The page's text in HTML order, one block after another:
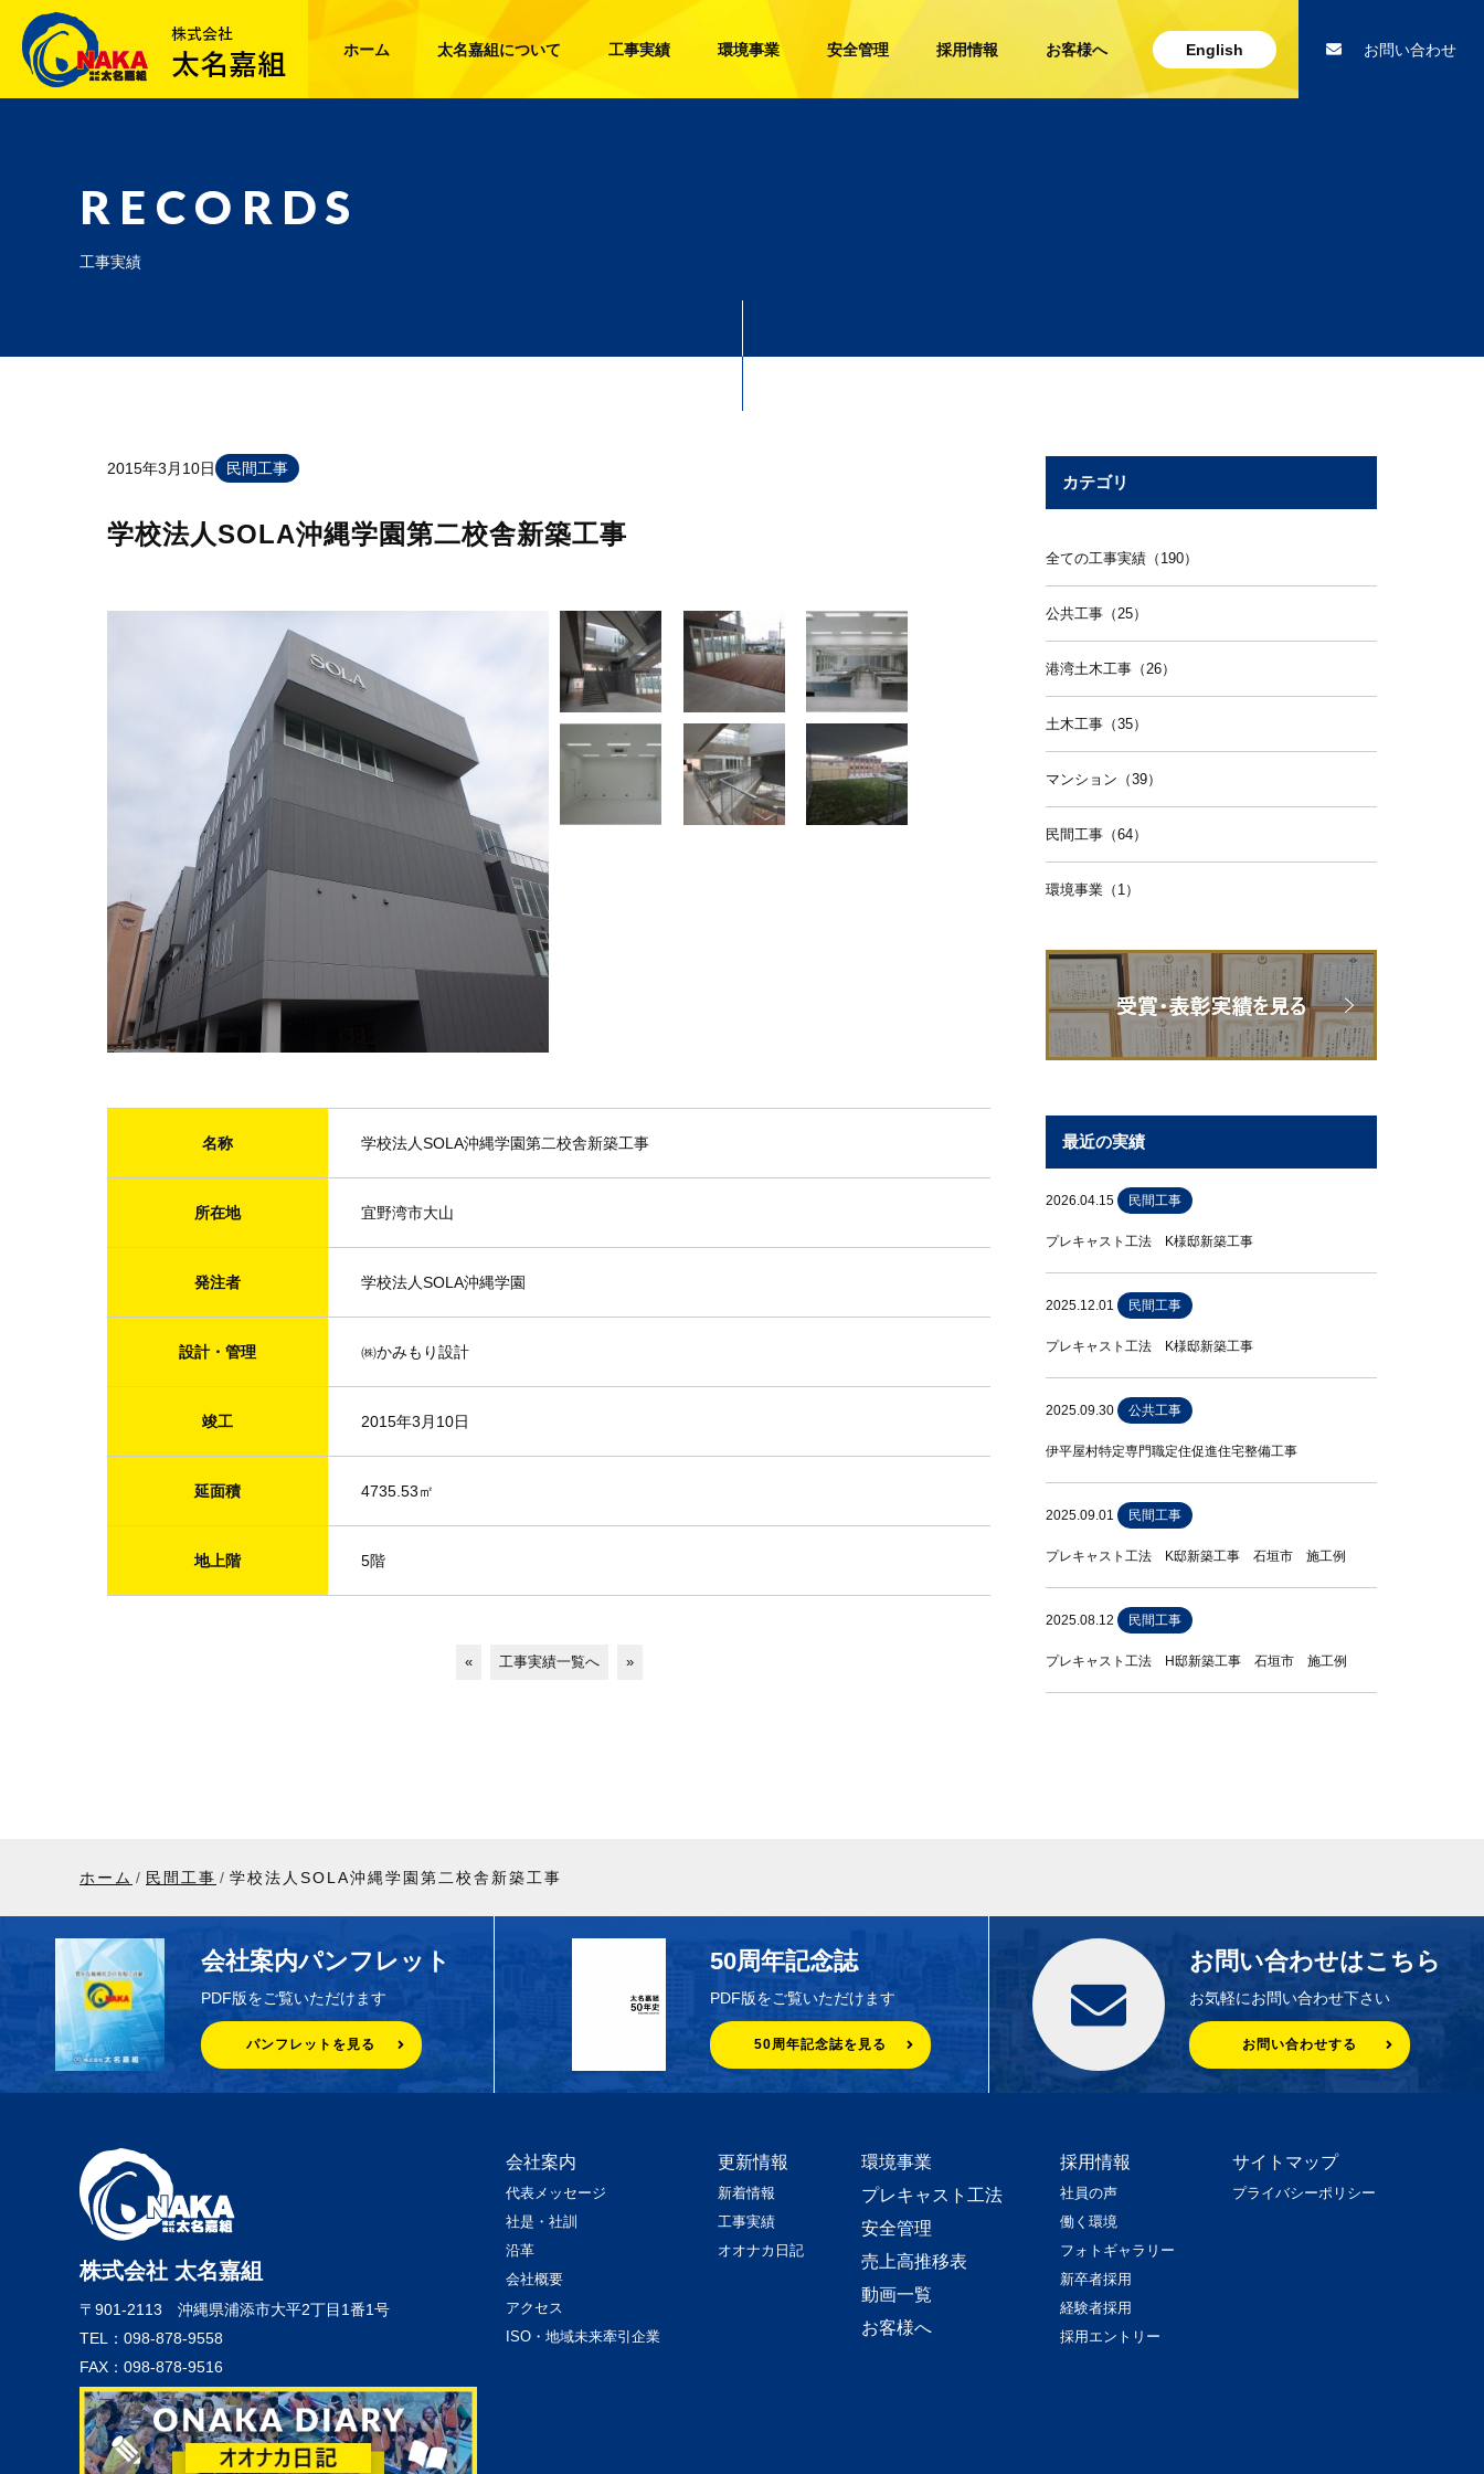
ホーム 太名嘉組について 工事実績 環境事業 安全管理 採用情報 お客様へ English お問い合わせ
RECORDS
工事実績
2015年3月10日 民間工事
学校法人SOLA沖縄学園第二校舎新築工事
名称 学校法人SOLA沖縄学園第二校舎新築工事
所在地 宜野湾市大山
発注者 学校法人SOLA沖縄学園
設計・管理 ㈱かみもり設計
竣工 2015年3月10日
延面積 4735.53㎡
地上階 5階
« 工事実績一覧へ »
カテゴリ
全ての工事実績（190）
公共工事（25）
港湾土木工事（26）
土木工事（35）
マンション（39）
民間工事（64）
環境事業（1）
最近の実績
2026.04.15 民間工事
プレキャスト工法 K様邸新築工事
2025.12.01 民間工事
プレキャスト工法 K様邸新築工事
2025.09.30 公共工事
伊平屋村特定専門職定住促進住宅整備工事
2025.09.01 民間工事
プレキャスト工法 K邸新築工事 石垣市 施工例
2025.08.12 民間工事
プレキャスト工法 H邸新築工事 石垣市 施工例
ホーム 民間工事 学校法人SOLA沖縄学園第二校舎新築工事
会社案内パンフレット
PDF版をご覧いただけます
パンフレットを見る
50周年記念誌
PDF版をご覧いただけます
50周年記念誌を見る
お問い合わせはこちら
お気軽にお問い合わせ下さい
お問い合わせする
株式会社 太名嘉組
〒901-2113 沖縄県浦添市大平2丁目1番1号
TEL：098-878-9558
FAX：098-878-9516
会社案内
代表メッセージ
社是・社訓
沿革
会社概要
アクセス
ISO・地域未来牽引企業
更新情報
新着情報
工事実績
オオナカ日記
環境事業
プレキャスト工法
安全管理
売上高推移表
動画一覧
お客様へ
採用情報
社員の声
働く環境
フォトギャラリー
新卒者採用
経験者採用
採用エントリー
サイトマップ
プライバシーポリシー